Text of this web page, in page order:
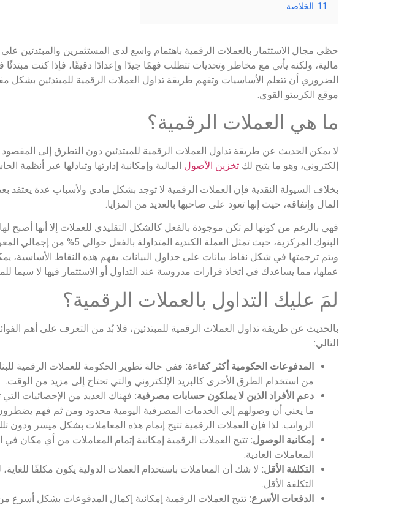
11 الخلاصة
حظى مجال الاستثمار بالعملات الرقمية باهتمام واسع لدى المستثمرين والمبتدئين
مالية، ولكنه يأتي مع مخاطر وتحديات تتطلب فهمًا جيدًا وإعدادًا دقيقًا، فإذا كنت
الضروري أن تتعلم الأساسيات وتفهم طريقة تداول العملات الرقمية للمبتدئين
موقع الكريبتو القوي.
ما هي العملات الرقمية؟
لا يمكن الحديث عن طريقة تداول العملات الرقمية للمبتدئين دون التطرق إلى
إلكتروني، وهو ما يتيح لك تخزين الأصول المالية وإمكانية إدارتها وتبادلها عبر أنظمة
بخلاف السيولة النقدية فإن العملات الرقمية لا توجد بشكل مادي ولأسباب عدة يعتقد
المال وإنفاقه، حيث إنها تعود على صاحبها بالعديد من المزايا.
فهي بالرغم من كونها لم تكن موجودة بالفعل كالشكل التقليدي للعملات إلا أنها أصبح
البنوك المركزية، حيث تمثل
ويتم ترجمتها في شكل نقاط بيانات على جداول البيانات. بفهم هذه النقاط
عملها، مما يساعدك في اتخاذ قرارات مدروسة عند التداول أو الاستثمار فيها لا سيما
لمَ عليك التداول بالعملات الرقمية؟
بالحديث عن طريقة تداول العملات الرقمية للمبتدئين، فلا بُد من التعرف على أهم
التالي:
المدفوعات الحكومية أكثر كفاءة: ففي حالة تطوير الحكومة للعملات الرقمية
من استخدام الطرق الأخرى كالبريد الإلكتروني والتي تحتاج إلى مزيد من الوقت.
دعم الأفراد الذين لا يملكون حسابات مصرفية: فهناك العديد من الإحصائيات
ما يعني أن وصولهم إلى الخدمات المصرفية اليومية محدود ومن ثم فهم
الرواتب. لذا فإن العملات الرقمية تتيح إتمام هذه المعاملات بشكل ميسر ودون
إمكانية الوصول: تتيح العملات الرقمية إمكانية إتمام المعاملات من أي مكان في
المعاملات العادية.
التكلفة الأقل: لا شك أن المعاملات باستخدام العملات الدولية يكون مكلفًا
التكلفة الأقل.
الدفعات الأسرع: تتيح العملات الرقمية إمكانية إكمال المدفوعات بشكل